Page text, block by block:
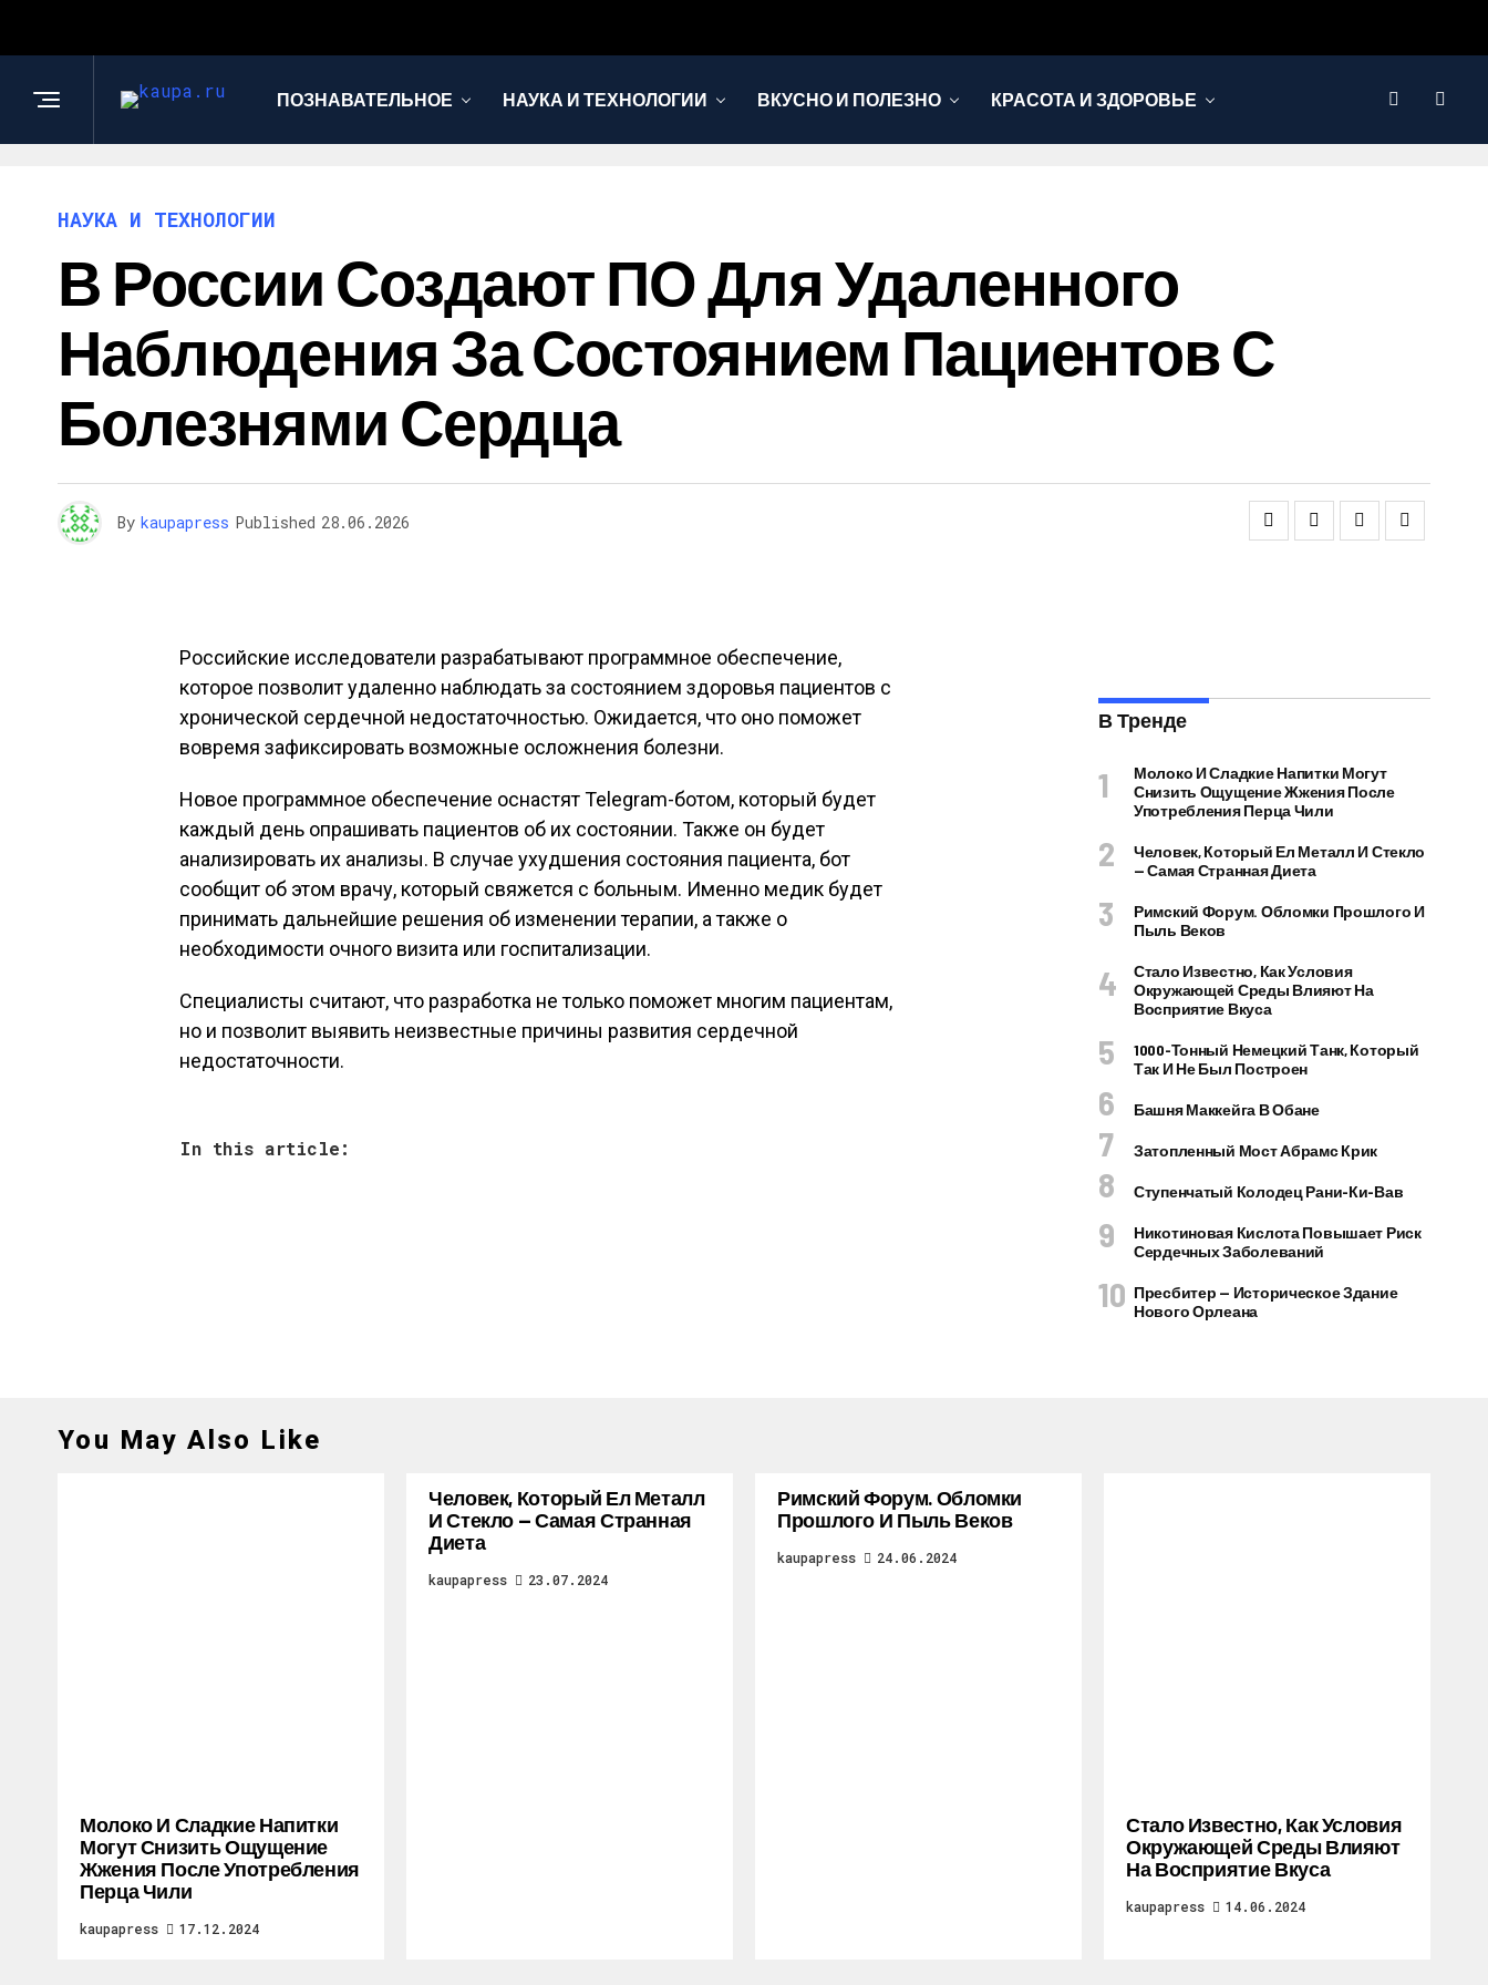
ПОЗНАВАТЕЛЬНОЕ НАУКА И ТЕХНОЛОГИИ ВКУСНО И ПОЛЕЗНО КРАСОТА И ЗДОРОВЬЕ
НАУКА И ТЕХНОЛОГИИ
В России Создают ПО Для Удаленного
Наблюдения За Состоянием Пациентов С
Болезнями Сердца
By kaupapress Published 28.06.2026
Российские исследователи разрабатывают программное обеспечение,
которое позволит удаленно наблюдать за состоянием здоровья пациентов с
хронической сердечной недостаточностью. Ожидается, что оно поможет
вовремя зафиксировать возможные осложнения болезни.
Новое программное обеспечение оснастят Telegram-ботом, который будет
каждый день опрашивать пациентов об их состоянии. Также он будет
анализировать их анализы. В случае ухудшения состояния пациента, бот
сообщит об этом врачу, который свяжется с больным. Именно медик будет
принимать дальнейшие решения об изменении терапии, а также о
необходимости очного визита или госпитализации.
Специалисты считают, что разработка не только поможет многим пациентам,
но и позволит выявить неизвестные причины развития сердечной
недостаточности.
In this article:
В Тренде
Молоко И Сладкие Напитки Могут
Снизить Ощущение Жжения После
Употребления Перца Чили
Человек, Который Ел Металл И Стекло
— Самая Странная Диета
Римский Форум. Обломки Прошлого И
Пыль Веков
Стало Известно, Как Условия
Окружающей Среды Влияют На
Восприятие Вкуса
1000-Тонный Немецкий Танк, Который
Так И Не Был Построен
Башня Маккейга В Обане
Затопленный Мост Абрамс Крик
Ступенчатый Колодец Рани-Ки-Вав
Никотиновая Кислота Повышает Риск
Сердечных Заболеваний
Пресбитер — Историческое Здание
Нового Орлеана
You May Also Like
Молоко И Сладкие Напитки
Могут Снизить Ощущение
Жжения После Употребления
Перца Чили
kaupapress 17.12.2024
Человек, Который Ел Металл
И Стекло — Самая Странная
Диета
kaupapress 23.07.2024
Римский Форум. Обломки
Прошлого И Пыль Веков
kaupapress 24.06.2024
Стало Известно, Как Условия
Окружающей Среды Влияют
На Восприятие Вкуса
kaupapress 14.06.2024